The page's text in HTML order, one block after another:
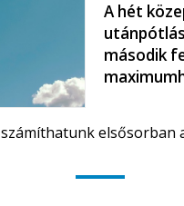
A hét
második
elsősorban